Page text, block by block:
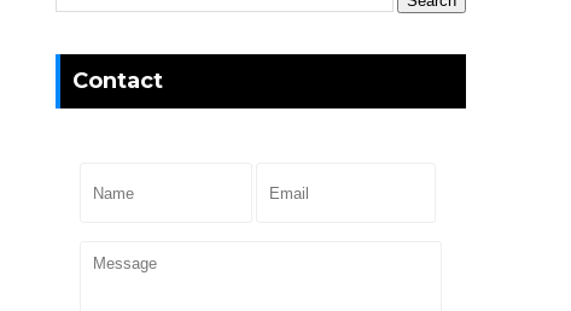
Contact